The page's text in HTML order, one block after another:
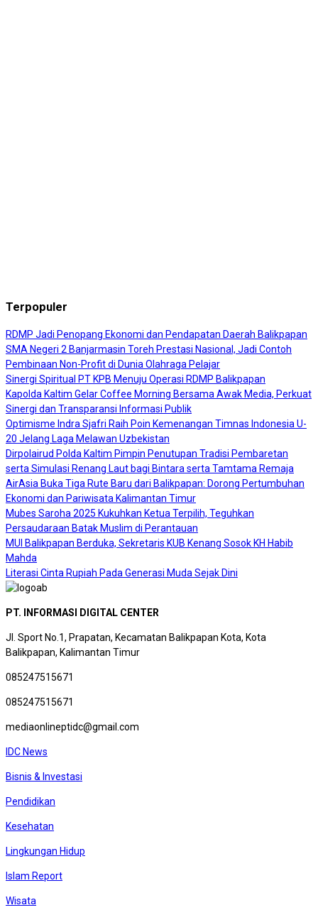
Terpopuler
RDMP Jadi Penopang Ekonomi dan Pendapatan Daerah Balikpapan
SMA Negeri 2 Banjarmasin Toreh Prestasi Nasional, Jadi Contoh
Pembinaan Non-Profit di Dunia Olahraga Pelajar
Sinergi Spiritual PT KPB Menuju Operasi RDMP Balikpapan
Kapolda Kaltim Gelar Coffee Morning Bersama Awak Media, Perkuat
Sinergi dan Transparansi Informasi Publik
Optimisme Indra Sjafri Raih Poin Kemenangan Timnas Indonesia U-
20 Jelang Laga Melawan Uzbekistan
Dirpolairud Polda Kaltim Pimpin Penutupan Tradisi Pembaretan
serta Simulasi Renang Laut bagi Bintara serta Tamtama Remaja
AirAsia Buka Tiga Rute Baru dari Balikpapan: Dorong Pertumbuhan
Ekonomi dan Pariwisata Kalimantan Timur
Mubes Saroha 2025 Kukuhkan Ketua Terpilih, Teguhkan
Persaudaraan Batak Muslim di Perantauan
MUI Balikpapan Berduka, Sekretaris KUB Kenang Sosok KH Habib
Mahda
Literasi Cinta Rupiah Pada Generasi Muda Sejak Dini
PT. INFORMASI DIGITAL CENTER
Jl. Sport No.1, Prapatan, Kecamatan Balikpapan Kota, Kota
Balikpapan, Kalimantan Timur
085247515671
085247515671
mediaonlineptidc@gmail.com
IDC News
Bisnis & Investasi
Pendidikan
Kesehatan
Lingkungan Hidup
Islam Report
Wisata